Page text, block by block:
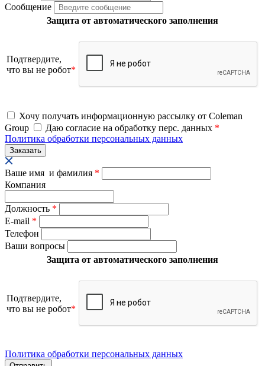
Сообщение
Защита от автоматического заполнения
Подтвердите,
что вы не робот*
Хочу получать информационную рассылку от Coleman
Group
Даю согласие на обработку перс. данных *
Политика обработки персональных данных
Ваше имя и фамилия *
Компания
Должность *
E-mail *
Телефон
Ваши вопросы
Защита от автоматического заполнения
Подтвердите,
что вы не робот*
Политика обработки персональных данных